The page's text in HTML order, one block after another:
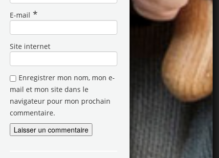
E-mail *
Site internet
Enregistrer mon nom, mon e-
mail et mon site dans le
navigateur pour mon prochain
commentaire.